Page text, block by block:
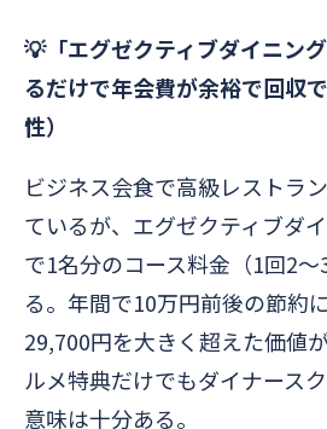
💡「エグゼクティブダイニン
るだけで年会費が余裕で回収
性）
ビジネス会食で高級レストラ
ているが、エグゼクティブダ
で1名分のコース料金（1回2
る。年間で10万円前後の節約
29,700円を大きく超えた価値
ルメ特典だけでもダイナース
意味は十分ある。